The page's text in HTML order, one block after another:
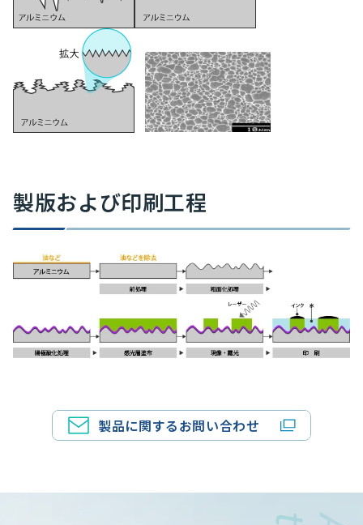
製版および印刷工程
製品に関するお問い合わせ